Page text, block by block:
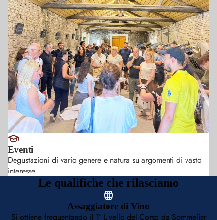
Eventi
Degustazioni di vario genere e natura su argomenti di vasto
interesse
Le qualifiche che rilasciamo
Assaggiatore di Vino
Si ottiene frequentando il 1° Livello del Corso da Sommelier